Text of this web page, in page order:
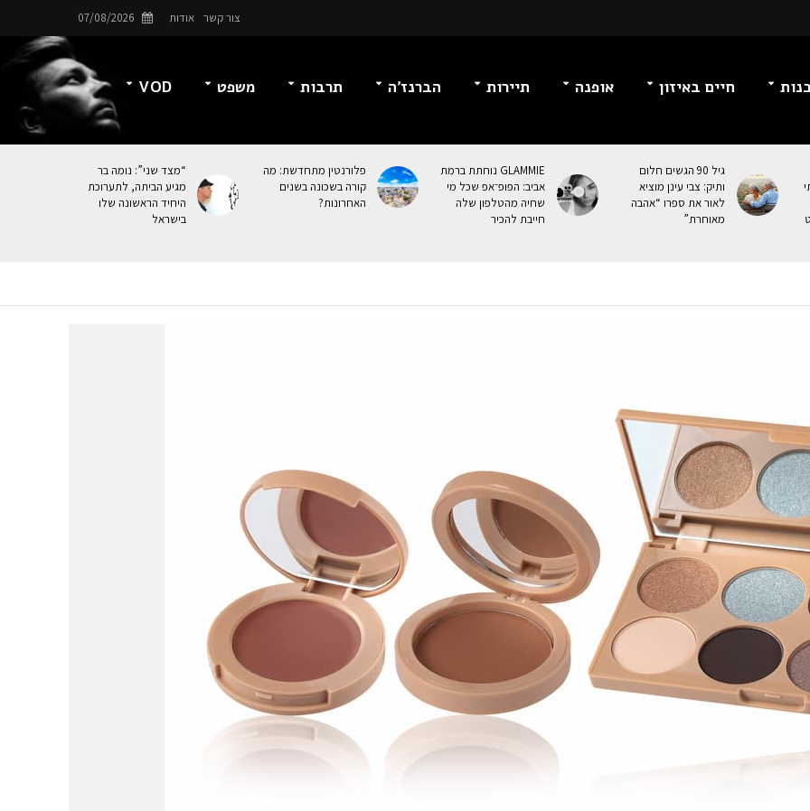
צור קשר אודות 07/08/2026
חיים באיזון אופנה תיירות הברנז’ה תרבות משפט VOD
גיל 90 הגשים חלום
ותיק: צבי עינן מוציא
לאור את ספרו “אהבה
מאוחרת”
GLAMMIE נוחתת ברמת
אביב: הפופ־אפ שכל מי
שחיה מהטלפון שלה
חייבת להכיר
פלורנטין מתחדשת: מה
קורה בשכונה בשנים
האחרונות?
“מצד שני”: נומה בר
מגיע הביתה, לתערוכת
היחיד הראשונה שלו
בישראל